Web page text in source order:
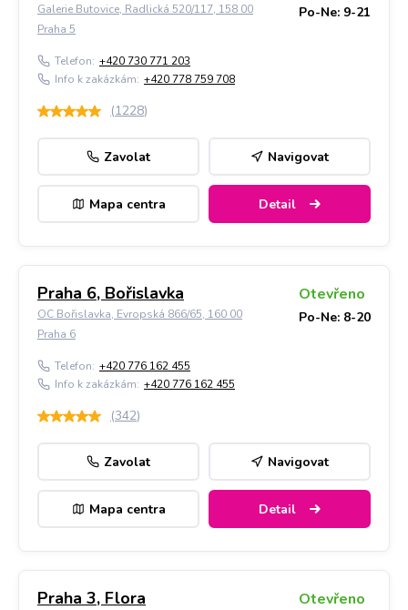
Galerie Butovice, Radlická 520/117, 158 00
Praha 5
Po-Ne: 9-21
Telefon: +420 730 771 203
Info k zakázkám: +420 778 759 708
(1228)
Zavolat Navigovat
Mapa centra Detail
Praha 6, Bořislavka
OC Bořislavka, Evropská 866/65, 160 00
Praha 6
Otevřeno
Po-Ne: 8-20
Telefon: +420 776 162 455
Info k zakázkám: +420 776 162 455
(342)
Zavolat Navigovat
Mapa centra Detail
Praha 3, Flora Otevřeno